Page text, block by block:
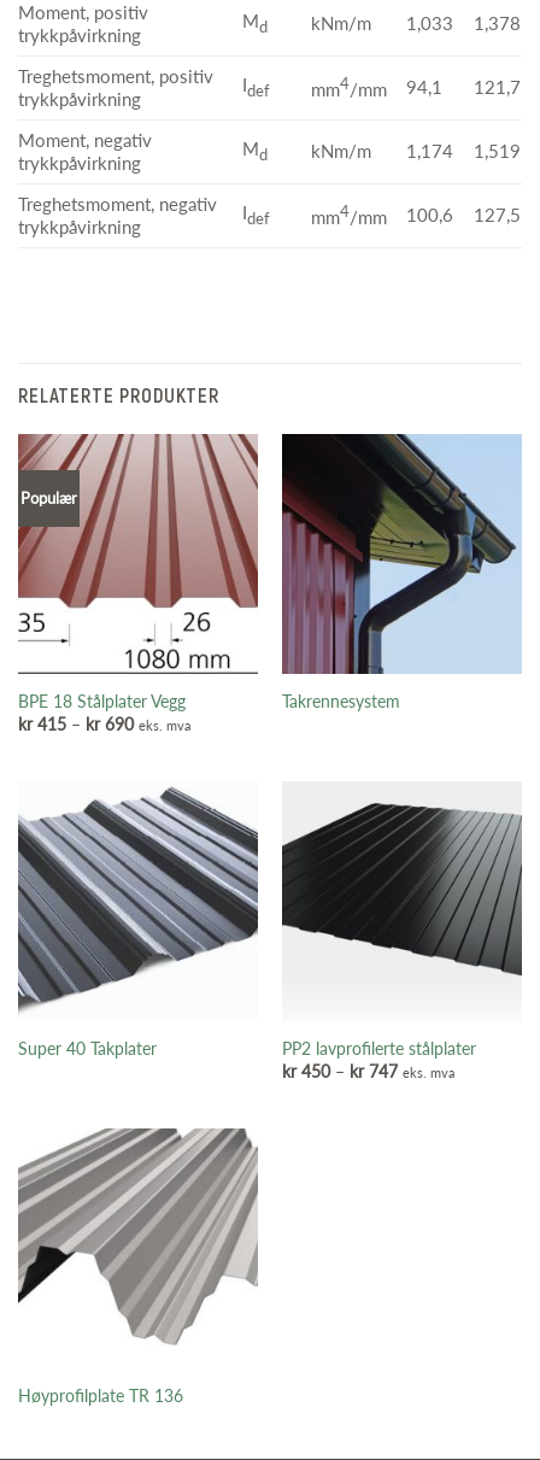
Moment, positiv
trykkpåvirkning
Md kNm/m 1,033 1,378
Treghetsmoment, positiv
trykkpåvirkning
Idef mm4/mm 94,1 121,7
Moment, negativ
trykkpåvirkning
Md kNm/m 1,174 1,519
Treghetsmoment, negativ
trykkpåvirkning
Idef mm4/mm 100,6 127,5
RELATERTE PRODUKTER
Populær
BPE 18 Stålplater Vegg
kr415 – kr690Prisområde:
eks. mva
Takrennesystem
Super 40 Takplater
PP2 lavprofilerte stålplater
kr450 – kr747Prisområde:
eks. mva
Høyprofilplate TR 136